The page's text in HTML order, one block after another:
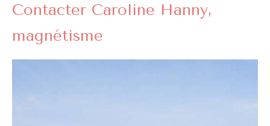
Contacter Caroline Hanny,
magnétisme